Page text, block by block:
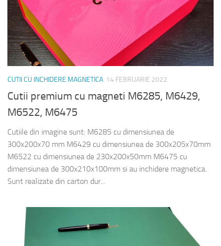
CUTII CU INCHIDERE MAGNETICA 14 FEBRUARIE 2022
Cutii premium cu magneti M6285, M6429,
M6522, M6475
Cutiile din imagine sunt: M6285 cu dimensiunea de
300x200x70 mm M6429 cu dimensiunea de 300x205x70mm
M6522 cu dimensiunea de 230x200x50mm M6475 cu
dimensiunea de 300x210x100mm si au inchidere magnetica.
Sunt realizate din carton dur...